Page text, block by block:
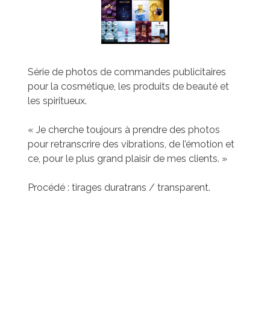
Série de photos de commandes publicitaires
pour la cosmétique, les produits de beauté et
les spiritueux.
« Je cherche toujours à prendre des photos
pour retranscrire des vibrations, de l’émotion et
ce, pour le plus grand plaisir de mes clients. »
Procédé : tirages duratrans / transparent.